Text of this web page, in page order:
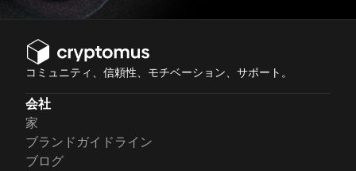
コミュニティ、信頼性、モチベーション、サポート。
会社
家
ブランドガイドライン
ブログ